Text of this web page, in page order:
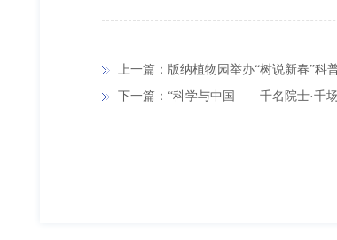
上一篇：版纳植物园举办“树说新春”科
下一篇：“科学与中国——千名院士·千